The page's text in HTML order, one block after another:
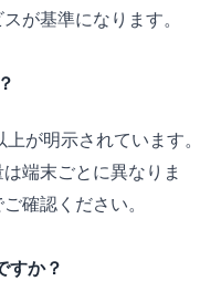
が基準になります。
が明示されています。
端末ごとに異なりま
確認ください。
すか？